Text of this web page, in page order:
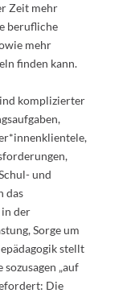
Zeit mehr
berufliche
mehr
finden kann.
komplizierter
und
das
in der
Sorge um
stellt
„auf
Die